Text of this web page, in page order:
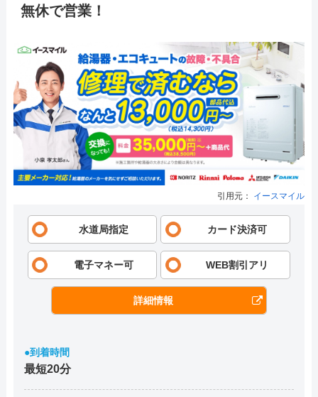
無休で営業！
引用元： イースマイル
水道局指定 カード決済可
電子マネー可 WEB割引アリ
詳細情報
●到着時間
最短20分